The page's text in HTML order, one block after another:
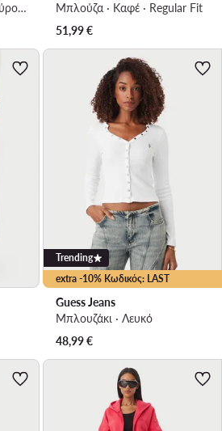
Παντελόνι φόρμας · Σκούρο μπλε · Regular Fit
Μπλούζα · Καφέ · Regular Fit
51,99€
extra -10% Κωδικός: LAST
Trending
Guess Jeans
Μπλουζάκι · Λευκό
48,99€